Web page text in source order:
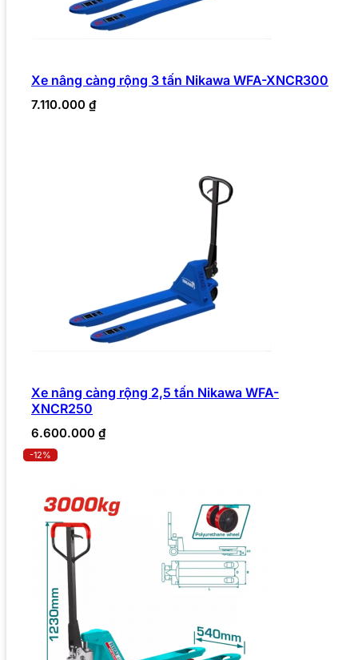
Xe nâng càng rộng 3 tấn Nikawa WFA-XNCR300
7.110.000 ₫
Xe nâng càng rộng 2,5 tấn Nikawa WFA-
XNCR250
6.600.000 ₫
-12%